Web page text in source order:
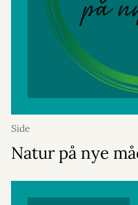
Side
Natur på nye